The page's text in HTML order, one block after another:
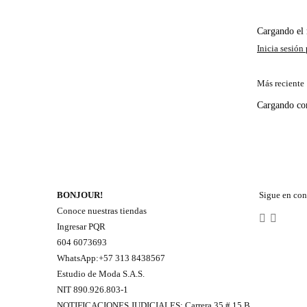
Cargando
Más reciente
Cargando
BONJOUR!
Conoce nuestras tiendas
Ingresar PQR
604 6073693
WhatsApp:+57 313 8438567
Estudio de Moda S.A.S.
NIT 890.926.803-1
Sigue en